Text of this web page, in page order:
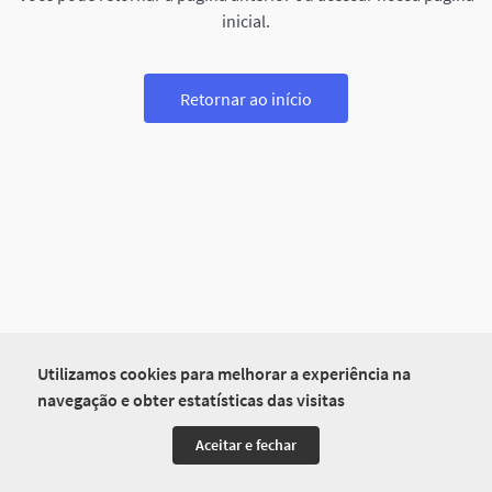
Utilizamos cookies para melhorar a experiência na
navegação e obter estatísticas das visitas
Aceitar e fechar
inicial.
Retornar ao início